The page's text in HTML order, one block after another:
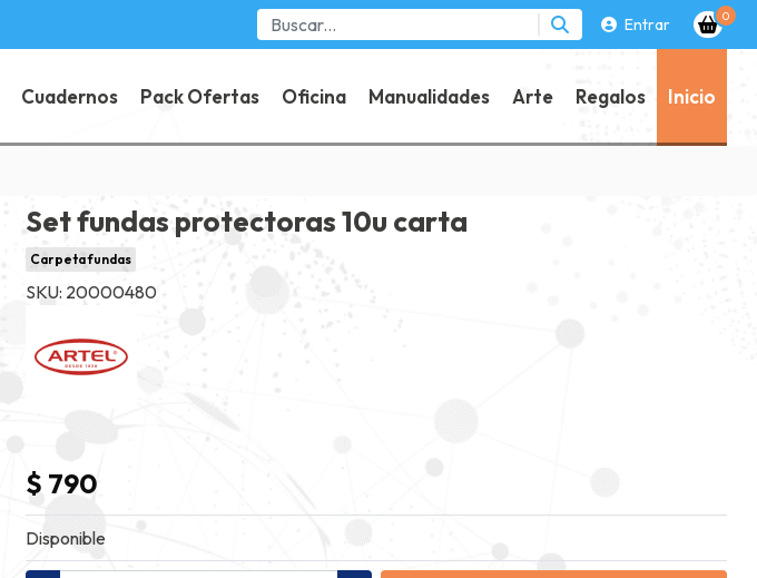
Entrar 0
Cuadernos Pack Ofertas Oficina Manualidades Arte Regalos Inicio
Set fundas protectoras 10u carta
Carpeta fundas
SKU: 20000480
$ 790
Disponible